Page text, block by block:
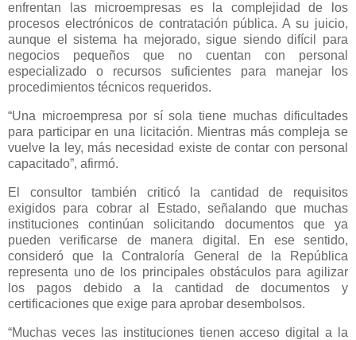
enfrentan las microempresas es la complejidad de los
procesos electrónicos de contratación pública. A su juicio,
aunque el sistema ha mejorado, sigue siendo difícil para
negocios pequeños que no cuentan con personal
especializado o recursos suficientes para manejar los
procedimientos técnicos requeridos.
“Una microempresa por sí sola tiene muchas dificultades
para participar en una licitación. Mientras más compleja se
vuelve la ley, más necesidad existe de contar con personal
capacitado”, afirmó.
El consultor también criticó la cantidad de requisitos
exigidos para cobrar al Estado, señalando que muchas
instituciones continúan solicitando documentos que ya
pueden verificarse de manera digital. En ese sentido,
consideró que la Contraloría General de la República
representa uno de los principales obstáculos para agilizar
los pagos debido a la cantidad de documentos y
certificaciones que exige para aprobar desembolsos.
“Muchas veces las instituciones tienen acceso digital a la